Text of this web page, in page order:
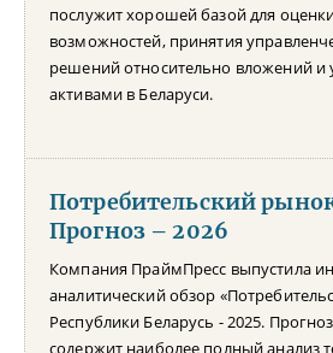
послужит хорошей базой для
возможностей, принятия
решений относительно вложений и
активами в Беларуси.
Потребительский
Прогноз – 2026
Компания ПраймПресс выпустила
аналитический обзор
Республики Беларусь - 2025.
содержит наиболее полный анализ